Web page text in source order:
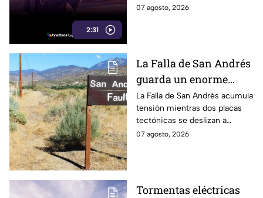
2:31
de la 4T parece tener una
07 agosto, 2026
La Falla de San Andrés
guarda un enorme
peligro: estos datos
explican el temor
científico
La Falla de San Andrés acumula
tensión mientras dos placas
tectónicas se deslizan a
centímetros por año. Estos
07 agosto, 2026
Tormentas eléctricas